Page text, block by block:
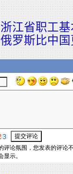
浙江省职工
俄罗斯比中